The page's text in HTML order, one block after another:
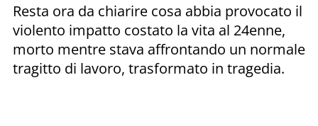
Resta ora da chiarire cosa abbia provocato il
violento impatto costato la vita al 24enne,
morto mentre stava affrontando un normale
tragitto di lavoro, trasformato in tragedia.